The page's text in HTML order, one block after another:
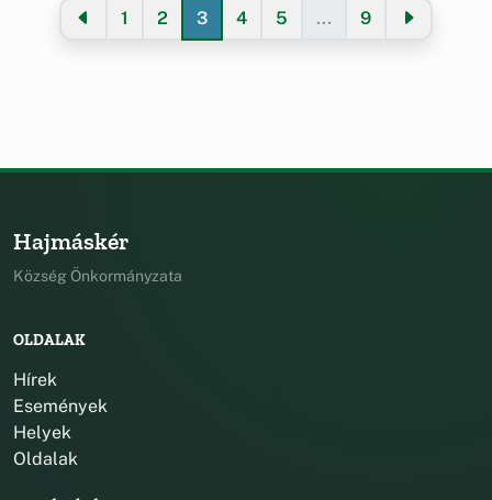
1 2 3 4 5 ... 9
Hajmáskér
Község Önkormányzata
OLDALAK
Hírek
Események
Helyek
Oldalak